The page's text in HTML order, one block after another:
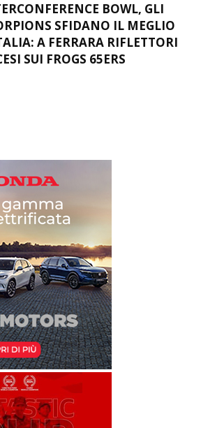
BOWL, GLI
SFIDANO IL MEGLIO
A FERRARA RIFLETTORI
SUI FROGS 65ERS